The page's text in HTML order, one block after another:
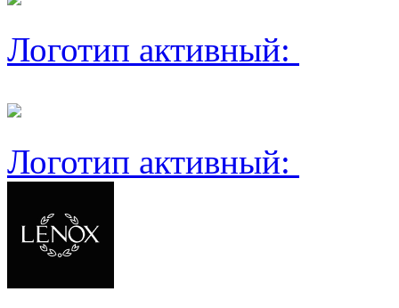
Логотип активный:
Логотип активный: